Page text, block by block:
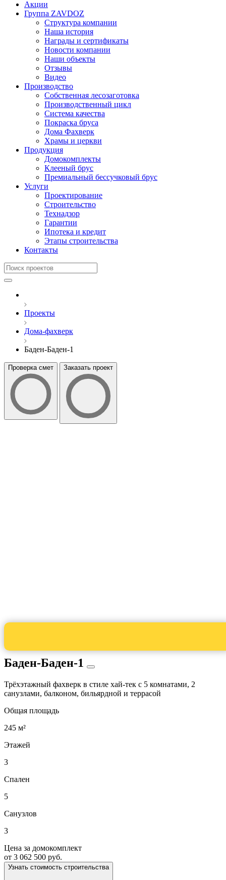
Акции
Группа ZAVDOZ
Структура компании
Наша история
Награды и сертификаты
Новости компании
Наши объекты
Отзывы
Видео
Производство
Собственная лесозаготовка
Производственный цикл
Система качества
Покраска бруса
Дома Фахверк
Храмы и церкви
Продукция
Домокомплекты
Клееный брус
Премиальный бессучковый брус
Услуги
Проектирование
Строительство
Технадзор
Гарантии
Ипотека и кредит
Этапы строительства
Контакты
Проекты
Дома-фахверк
Баден-Баден-1
Проверка смет Заказать проект
Баден-Баден-1
Трёхэтажный фахверк в стиле хай-тек с 5 комнатами, 2
санузлами, балконом, бильярдной и террасой
Общая площадь
245 м²
Этажей
3
Спален
5
Санузлов
3
Цена за домокомплект
от 3 062 500 руб.
Узнать стоимость строительства